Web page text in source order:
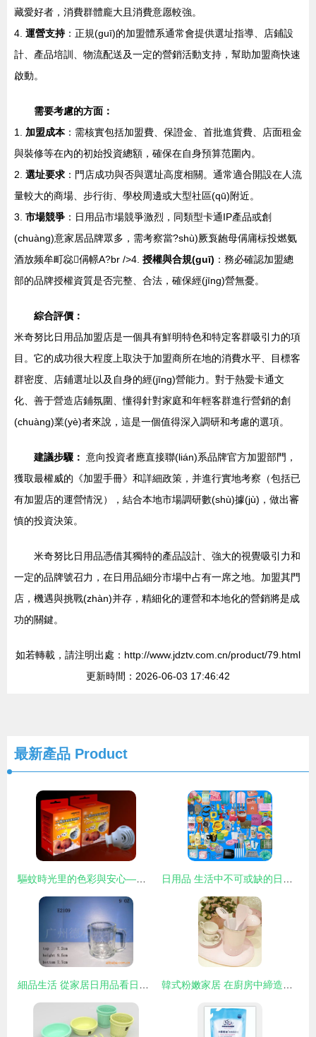
藏愛好者，消費群體龐大且消費意愿較強。
4. 運營支持：正規(guī)的加盟體系通常會提供選址指導、店鋪設
計、產品培訓、物流配送及一定的營銷活動支持，幫助加盟商快速
啟動。
需要考慮的方面：
1. 加盟成本：需核實包括加盟費、保證金、首批進貨費、店面租金
與裝修等在內的初始投資總額，確保在自身預算范圍內。
2. 選址要求 ：門店成功與否與選址高度相關。通常適合開設在人流
量較大的商場、步行街、學校周邊或大型社區(qū)附近。
3. 市場競爭 ：日用品市場競爭激烈，同類型卡通IP產品或創
(chuàng)意家居品牌眾多，需考察當?shù)厥袌龅母偁庯柡投燃氨
酒放频牟町惢偁幜Α?br />4. 授權與合規(guī) ：務必確認加盟總
部的品牌授權資質是否完整、合法，確保經(jīng)營無憂。
綜合評價：
米奇努比日用品加盟店是一個具有鮮明特色和特定客群吸引力的項
目。它的成功很大程度上取決于加盟商所在地的消費水平、目標客
群密度、店鋪選址以及自身的經(jīng)營能力。對于熱愛卡通文
化、善于營造店鋪氛圍、懂得針對家庭和年輕客群進行營銷的創
(chuàng)業(yè)者來說，這是一個值得深入調研和考慮的選項。
建議步驟： 意向投資者應直接聯(lián)系品牌官方加盟部門，
獲取最權威的《加盟手冊》和詳細政策，并進行實地考察（包括已
有加盟店的運營情況），結合本地市場調研數(shù)據(jù)，做出審
慎的投資決策。
米奇努比日用品憑借其獨特的產品設計、強大的視覺吸引力和
一定的品牌號召力，在日用品細分市場中占有一席之地。加盟其門
店，機遇與挑戰(zhàn)并存，精細化的運營和本地化的營銷將是成
功的關鍵。
如若轉載，請注明出處：http://www.jdztv.com.cn/product/79.html
更新時間：2026-06-03 17:46:42
最新產品 Product